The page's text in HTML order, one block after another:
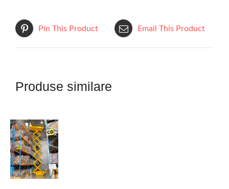
Pin This Product Email This Product
Produse similare